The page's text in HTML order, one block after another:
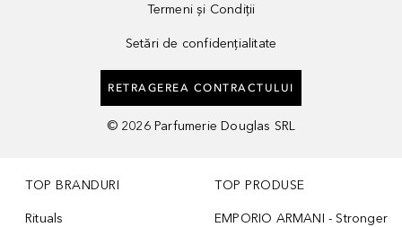
Termeni și Condiții
Setări de confidențialitate
RETRAGEREA CONTRACTULUI
© 2026 Parfumerie Douglas SRL
TOP BRANDURI
Rituals
TOP PRODUSE
EMPORIO ARMANI - Stronger